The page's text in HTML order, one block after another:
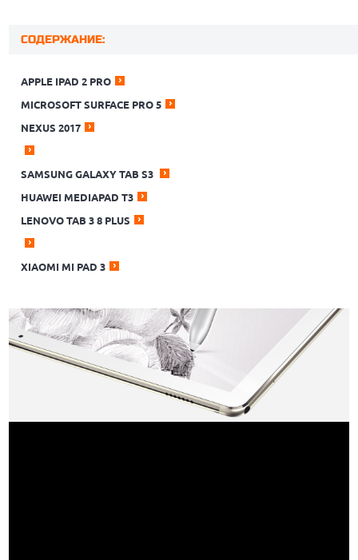
СОДЕРЖАНИЕ:
APPLE IPAD 2 PRO
MICROSOFT SURFACE PRO 5
NEXUS 2017
SAMSUNG GALAXY TAB S3
HUAWEI MEDIAPAD T3
LENOVO TAB 3 8 PLUS
XIAOMI MI PAD 3